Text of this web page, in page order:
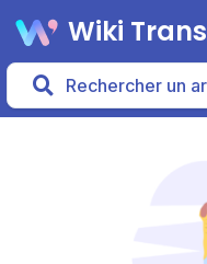
Wiki Trans